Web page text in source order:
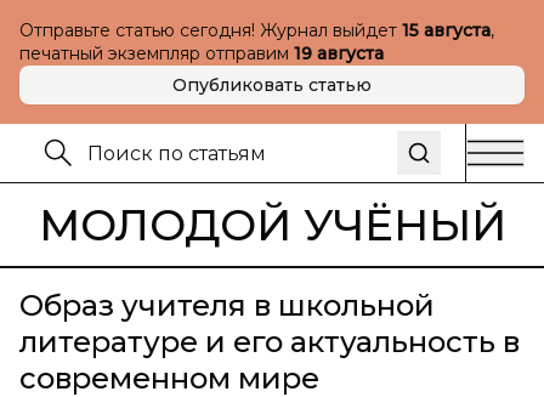
Отправьте статью сегодня! Журнал выйдет 15 августа,
печатный экземпляр отправим 19 августа
Опубликовать статью
МОЛОДОЙ УЧЁНЫЙ
Образ учителя в школьной
литературе и его актуальность в
современном мире